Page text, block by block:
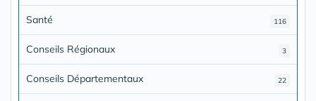
Santé 116
Conseils Régionaux 3
Conseils Départementaux 22